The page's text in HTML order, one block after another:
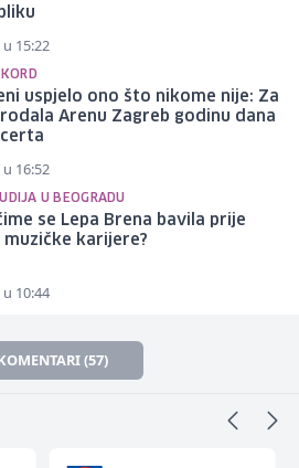
u 15:22
uspjelo ono što nikome nije: Za
Arenu Zagreb godinu dana
u 16:52
U BEOGRADU
se Lepa Brena bavila prije
muzičke karijere?
u 10:44
(57)